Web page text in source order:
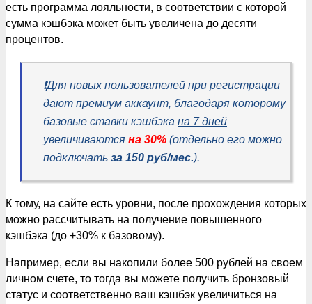
есть программа лояльности, в соответствии с которой
сумма кэшбэка может быть увеличена до десяти
процентов.
❗️Для новых пользователей при регистрации
дают премиум аккаунт, благодаря которому
базовые ставки кэшбэка на 7 дней
увеличиваются на 30% (отдельно его можно
подключать за 150 руб/мес.).
К тому, на сайте есть уровни, после прохождения которых
можно рассчитывать на получение повышенного
кэшбэка (до +30% к базовому).
Например, если вы накопили более 500 рублей на своем
личном счете, то тогда вы можете получить бронзовый
статус и соответственно ваш кэшбэк увеличиться на